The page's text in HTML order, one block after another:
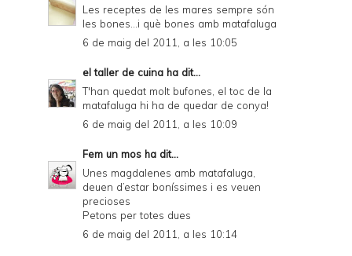
Les receptes de les mares sempre són
les bones...i què bones amb matafaluga
6 de maig del 2011, a les 10:05
el taller de cuina ha dit...
T'han quedat molt bufones, el toc de la
matafaluga hi ha de quedar de conya!
6 de maig del 2011, a les 10:09
Fem un mos ha dit...
Unes magdalenes amb matafaluga,
deuen d’estar boníssimes i es veuen
precioses
Petons per totes dues
6 de maig del 2011, a les 10:14